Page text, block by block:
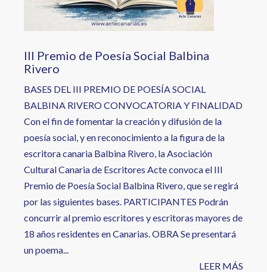
III Premio de Poesía Social Balbina
Rivero
BASES DEL III PREMIO DE POESÍA SOCIAL
BALBINA RIVERO CONVOCATORIA Y FINALIDAD
Con el fin de fomentar la creación y difusión de la
poesía social, y en reconocimiento a la figura de la
escritora canaria Balbina Rivero, la Asociación
Cultural Canaria de Escritores Acte convoca el III
Premio de Poesía Social Balbina Rivero, que se regirá
por las siguientes bases. PARTICIPANTES Podrán
concurrir al premio escritores y escritoras mayores de
18 años residentes en Canarias. OBRA Se presentará
un poema...
LEER MÁS